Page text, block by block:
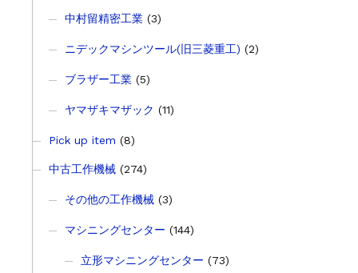
中村留精密工業(3)
ニデックマシンツール(旧三菱重工) (2)
ブラザー工業(5)
ヤマザキマザック (11)
Pick up item (8)
中古工作機械(274)
その他の工作機械(3)
マシニングセンター (144)
立形マシニングセンター (73)